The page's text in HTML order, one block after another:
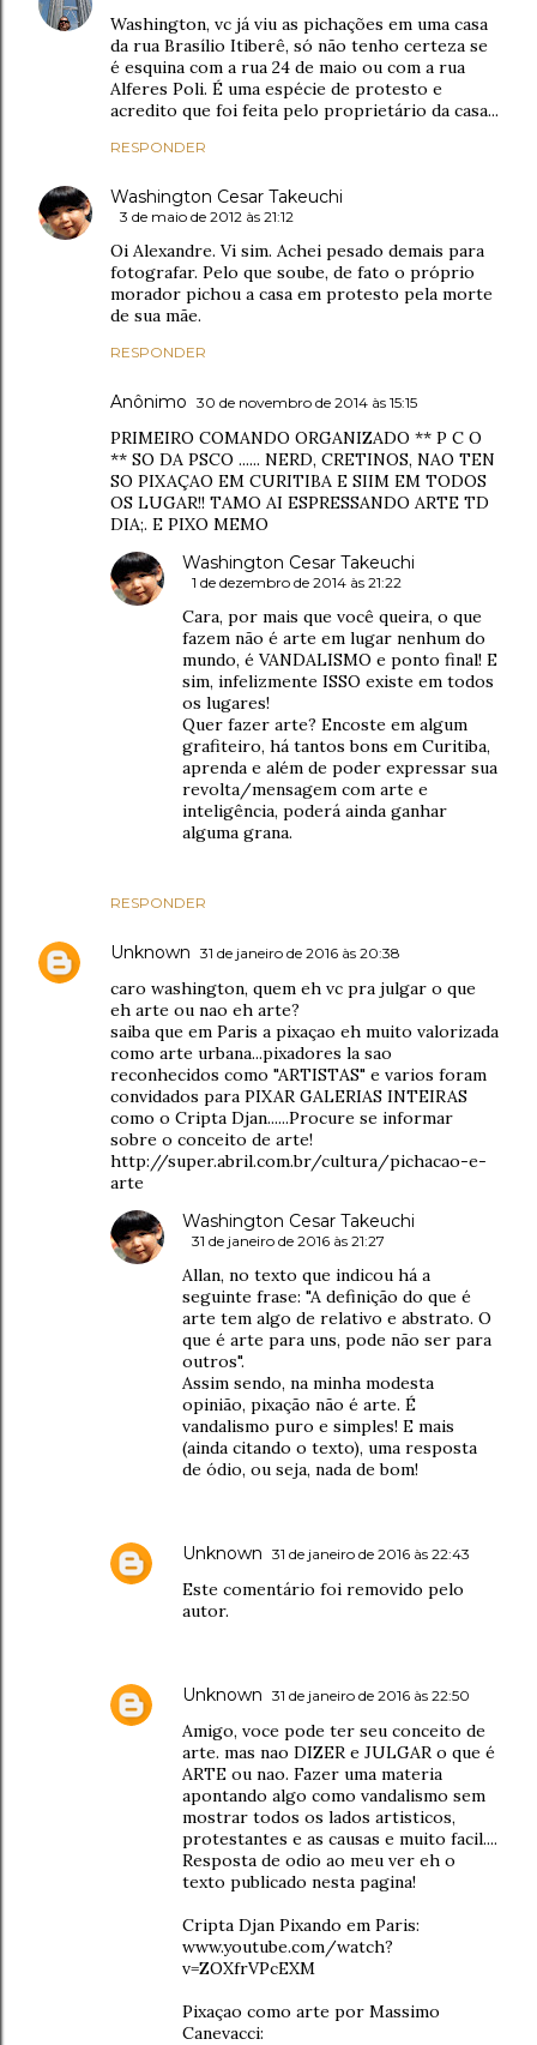
Washington, vc já viu as pichações em uma casa
da rua Brasílio Itiberê, só não tenho certeza se
é esquina com a rua 24 de maio ou com a rua
Alferes Poli. É uma espécie de protesto e
acredito que foi feita pelo proprietário da casa...
RESPONDER
Washington Cesar Takeuchi
3 de maio de 2012 às 21:12
Oi Alexandre. Vi sim. Achei pesado demais para
fotografar. Pelo que soube, de fato o próprio
morador pichou a casa em protesto pela morte
de sua mãe.
RESPONDER
Anônimo 30 de novembro de 2014 às 15:15
PRIMEIRO COMANDO ORGANIZADO ** P C O
** SO DA PSCO ...... NERD, CRETINOS, NAO TEN
SO PIXAÇAO EM CURITIBA E SIIM EM TODOS
OS LUGAR!! TAMO AI ESPRESSANDO ARTE TD
DIA;. E PIXO MEMO
RESPONDER
Washington Cesar Takeuchi
1 de dezembro de 2014 às 21:22
Cara, por mais que você queira, o que
fazem não é arte em lugar nenhum do
mundo, é VANDALISMO e ponto final! E
sim, infelizmente ISSO existe em todos
os lugares!
Quer fazer arte? Encoste em algum
grafiteiro, há tantos bons em Curitiba,
aprenda e além de poder expressar sua
revolta/mensagem com arte e
inteligência, poderá ainda ganhar
alguma grana.
Unknown 31 de janeiro de 2016 às 20:38
caro washington, quem eh vc pra julgar o que
eh arte ou nao eh arte?
saiba que em Paris a pixaçao eh muito valorizada
como arte urbana...pixadores la sao
reconhecidos como "ARTISTAS" e varios foram
convidados para PIXAR GALERIAS INTEIRAS
como o Cripta Djan......Procure se informar
sobre o conceito de arte!
http://super.abril.com.br/cultura/pichacao-e-
arte
Washington Cesar Takeuchi
31 de janeiro de 2016 às 21:27
Allan, no texto que indicou há a
seguinte frase: "A definição do que é
arte tem algo de relativo e abstrato. O
que é arte para uns, pode não ser para
outros".
Assim sendo, na minha modesta
opinião, pixação não é arte. É
vandalismo puro e simples! E mais
(ainda citando o texto), uma resposta
de ódio, ou seja, nada de bom!
Unknown 31 de janeiro de 2016 às 22:43
Este comentário foi removido pelo
autor.
Unknown 31 de janeiro de 2016 às 22:50
Amigo, voce pode ter seu conceito de
arte. mas nao DIZER e JULGAR o que é
ARTE ou nao. Fazer uma materia
apontando algo como vandalismo sem
mostrar todos os lados artisticos,
protestantes e as causas e muito facil....
Resposta de odio ao meu ver eh o
texto publicado nesta pagina!
Cripta Djan Pixando em Paris:
www.youtube.com/watch?
v=ZOXfrVPcEXM
Pixaçao como arte por Massimo
Canevacci: